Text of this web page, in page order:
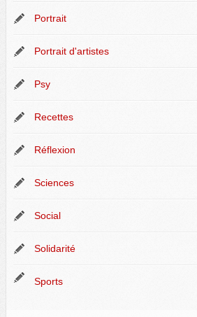
Portrait
Portrait d'artistes
Psy
Recettes
Réflexion
Sciences
Social
Solidarité
Sports